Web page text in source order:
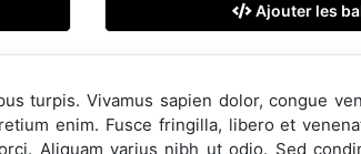
Ajouter les
turpis. Vivamus sapien dolor, congue
enim. Fusce fringilla, libero et
Aliquam varius nibh ut odio. Sed